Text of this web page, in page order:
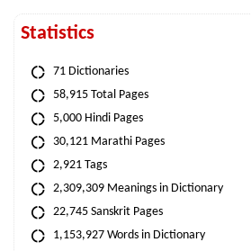
Statistics
71 Dictionaries
58,915 Total Pages
5,000 Hindi Pages
30,121 Marathi Pages
2,921 Tags
2,309,309 Meanings in Dictionary
22,745 Sanskrit Pages
1,153,927 Words in Dictionary